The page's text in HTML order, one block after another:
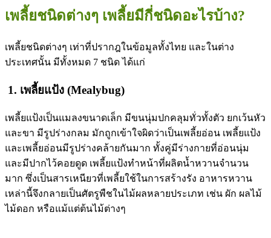
เพลี้ยชนิดต่างๆ เพลี้ยมีกี่ชนิดอะไรบ้าง?
เพลี้ยชนิดต่างๆ เท่าที่ปรากฎในข้อมูลทั้งไทย และในต่าง
ประเทศนั้น มีทั้งหมด 7 ชนิด ได้แก่
1. เพลี้ยแป้ง (Mealybug)
เพลี้ยแป้งเป็นแมลงขนาดเล็ก มีขนนุ่มปกคลุมทั่วทั้งตัว ยกเว้นหัว
และขา มีรูปร่างกลม มักถูกเข้าใจผิดว่าเป็นเพลี้ยอ่อน เพลี้ยแป้ง
และเพลี้ยอ่อนมีรูปร่างคล้ายกันมาก ทั้งคู่มีร่างกายที่อ่อนนุ่ม
และมีปากไว้คอยดูด เพลี้ยแป้งทำหน้าที่ผลิตน้ำหวานจำนวน
มาก ซึ่งเป็นสารเหนียวที่เพลี้ยใช้ในการสร้างรัง อาหารหวาน
เหล่านี้จึงกลายเป็นศัตรูพืชในไม้ผลหลายประเภท เช่น ผัก ผลไม้
ไม้ดอก หรือแม้แต่ต้นไม้ต่างๆ